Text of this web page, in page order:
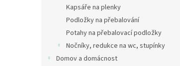
Kapsáře na plenky
Podložky na přebalování
Potahy na přebalovací podložky
Nočníky, redukce na wc, stupínky
Domov a domácnost